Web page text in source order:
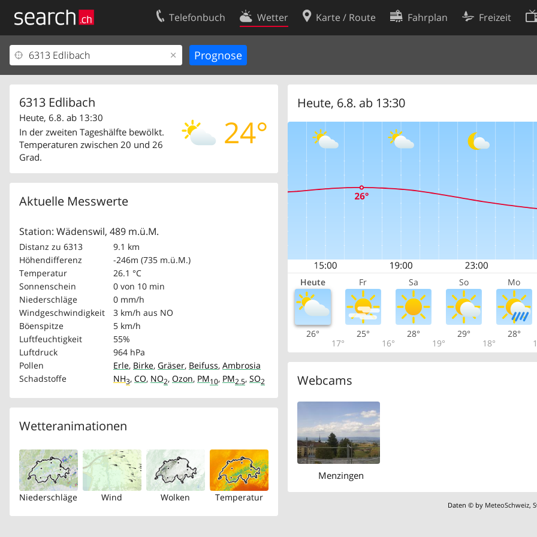
Telefonbuch Wetter Karte / Route Fahrplan Freizeit
6313 Edlibach
24°
Heute, 6.8. ab 13:30
In der zweiten Tageshälfte bewölkt.
Temperaturen zwischen 20 und 26
Grad.
Aktuelle Messwerte
Station: Wädenswil, 489 m.ü.M.
Distanz zu 6313
9.1 km
Höhendifferenz
-246m (735 m.ü.M.)
Temperatur
26.1 °C
Sonnenschein
0 von 10 min
Niederschläge
0 mm/h
Windgeschwindigkeit
3 km/h aus NO
Böenspitze
5 km/h
Luftfeuchtigkeit
55%
Luftdruck
964 hPa
Pollen
Erle, Birke, Gräser, Beifuss, Ambrosia
Schadstoffe
NH3, CO, NO2, Ozon, PM10, PM2.5, SO2
Wetteranimationen
Niederschläge Wind Wolken Temperatur
Heute, 6.8. ab 13:30
Heute Fr Sa So Mo
26°
17°
25°
16°
28°
19°
29°
18°
28°
Webcams
Menzingen
Daten © by MeteoSchweiz,
Ihr Eintrag
Kundencenter Geschäftskunden
Impressum
Kontakt
Nutzungsbedingungen
Cookie-Einstellungen